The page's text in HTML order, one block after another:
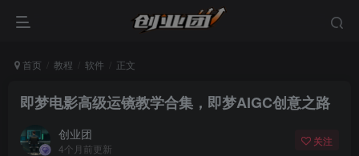
首页 教程 软件 正文
即梦电影高级运镜教学合集，即梦AIGC创意之路
创业团
4个月前更新
关注